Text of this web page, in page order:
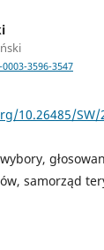
3596-3547
10.26485/SW/
wybory,
samorząd